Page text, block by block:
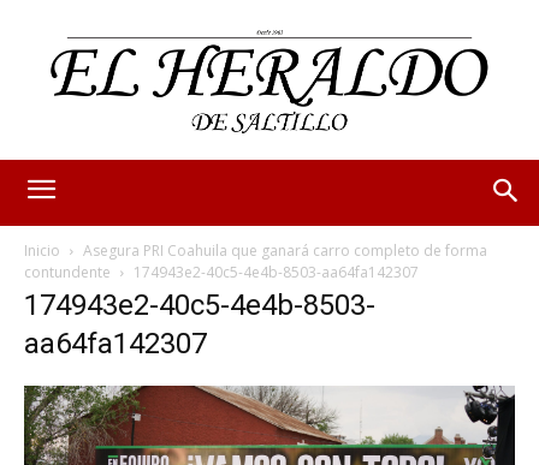
Inicio
Asegura PRI Coahuila que ganará carro completo de forma
contundente
174943e2-40c5-4e4b-8503-aa64fa142307
174943e2-40c5-4e4b-8503-
aa64fa142307